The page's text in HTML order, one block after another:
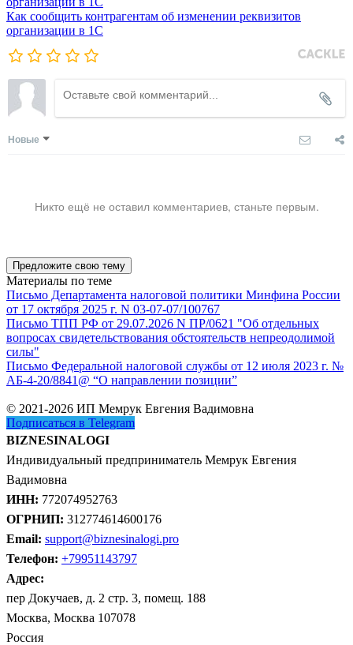
Как сообщить контрагентам об изменении реквизитов
организации в 1C
Новые
Никто ещё не оставил комментариев, станьте первым.
Предложите свою тему
Материалы по теме
Письмо Департамента налоговой политики Минфина России
от 17 октября 2025 г. N 03-07-07/100767
Письмо ТПП РФ от 29.07.2026 N ПР/0621 "Об отдельных
вопросах свидетельствования обстоятельств непреодолимой
силы"
Письмо Федеральной налоговой службы от 12 июля 2023 г. №
АБ-4-20/8841@ “О направлении позиции”
© 2021-2026 ИП Мемрук Евгения Вадимовна
Подписаться в Telegram
BIZNESINALOGI
Индивидуальный предприниматель Мемрук Евгения
Вадимовна
ИНН: 772074952763
ОГРНИП: 312774614600176
Email: support@biznesinalogi.pro
Телефон: +79951143797
Адрес:
пер Докучаев, д. 2 стр. 3, помещ. 188
Москва, Москва 107078
Россия